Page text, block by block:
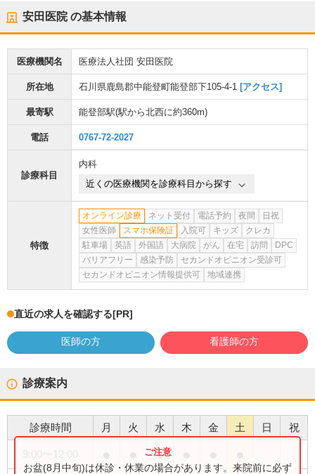
安田医院の基本情報
医療機関名 医療法人社団 安田医院
所在地 石川県鹿島郡中能登町能登部下105-4-1 [アクセス]
最寄駅 能登部駅(駅から北西に約360m)
電話 0767-72-2027
診療科目
内科
近くの医療機関を診療科目から探す
特徴
オンライン診療 ネット受付 電話予約 夜間
日祝
女性医師
スマホ保険証 入院可 キッズ
クレカ
駐車場
英語 外国語 大病院 がん 在宅 訪問
DPC
バリアフリー
感染予防
セカンドオピニオン受診可
セカンドオピニオン情報提供可
地域連携
直近の求人を確認する[PR]
医師の方 看護師の方
診療案内
診療時間 月 火 水 木 金 土 日 祝
●
お盆(8月中旬)は休診・休業の場合があります。来院前に必ず